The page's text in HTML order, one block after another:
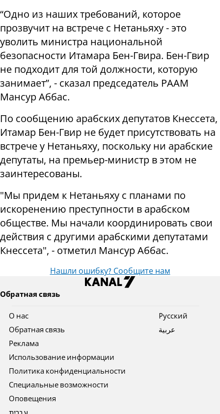
“Одно из наших требований, которое
прозвучит на встрече с Нетаньяху - это
уволить министра национальной
безопасности Итамара Бен-Гвира. Бен-Гвир
не подходит для той должности, которую
занимает”, - сказал председатель РААМ
Мансур Аббас.
По сообщению арабских депутатов Кнессета,
Итамар Бен-Гвир не будет присутствовать на
встрече у Нетаньяху, поскольку ни арабские
депутаты, на премьер-министр в этом не
заинтересованы.
"Мы придем к Нетаньяху с планами по
искоренению преступности в арабском
обществе. Мы начали координировать свои
действия с другими арабскими депутатами
Кнессета", - отметил Мансур Аббас.
Нашли ошибку? Сообщите нам
Обратная связь
О нас
Обратная связь
Реклама
Использование информации
Политика конфиденциальности
Специальные возможности
Оповещения
Pусский
عربية